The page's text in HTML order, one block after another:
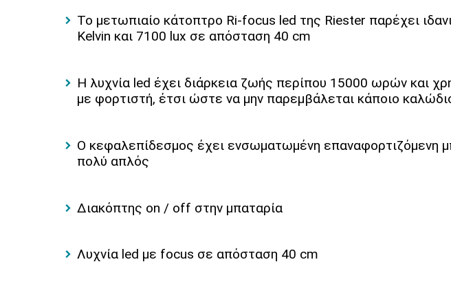
Το μετωπιαίο κάτοπτρο Ri-focus led της Riester παρέχει
Kelvin και 7100 lux σε απόσταση 40 cm
Η λυχνία led έχει διάρκεια ζωής περίπου 15000 ωρών και
με φορτιστή, έτσι ώστε να μην παρεμβάλεται κάποιο
Ο κεφαλεπίδεσμος έχει ενσωματωμένη επαναφορτιζόμενη
πολύ απλός
Διακόπτης on / off στην μπαταρία
Λυχνία led με focus σε απόσταση 40 cm